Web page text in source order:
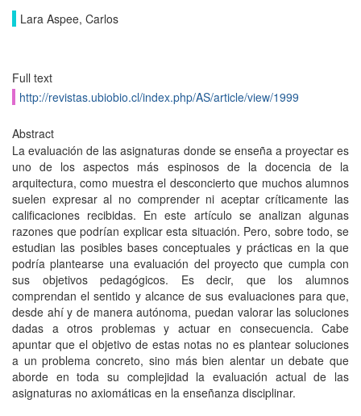
Lara Aspee, Carlos
Full text
http://revistas.ubiobio.cl/index.php/AS/article/view/1999
Abstract
La evaluación de las asignaturas donde se enseña a proyectar es
uno de los aspectos más espinosos de la docencia de la
arquitectura, como muestra el desconcierto que muchos alumnos
suelen expresar al no comprender ni aceptar críticamente las
calificaciones recibidas. En este artículo se analizan algunas
razones que podrían explicar esta situación. Pero, sobre todo, se
estudian las posibles bases conceptuales y prácticas en la que
podría plantearse una evaluación del proyecto que cumpla con
sus objetivos pedagógicos. Es decir, que los alumnos
comprendan el sentido y alcance de sus evaluaciones para que,
desde ahí y de manera autónoma, puedan valorar las soluciones
dadas a otros problemas y actuar en consecuencia. Cabe
apuntar que el objetivo de estas notas no es plantear soluciones
a un problema concreto, sino más bien alentar un debate que
aborde en toda su complejidad la evaluación actual de las
asignaturas no axiomáticas en la enseñanza disciplinar.